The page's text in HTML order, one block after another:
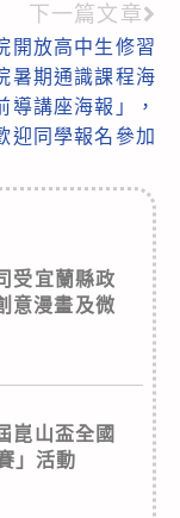
下一篇文章
開放高中生修習
暑期通識課程海
講座海報」，
迎同學報名參加
受宜蘭縣政
意漫畫及微
崑山盃全國
」活動